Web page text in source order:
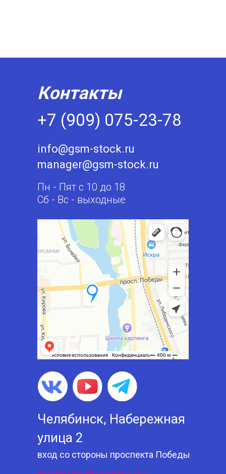
Контакты
Пн - Пят с 10 до 18
Сб - Вс - выходные
info@gsm-stock.ru
manager@gsm-stock.ru
Челябинск, Набережная
улица 2
+7 (909) 075-23-78
вход со стороны проспекта Победы